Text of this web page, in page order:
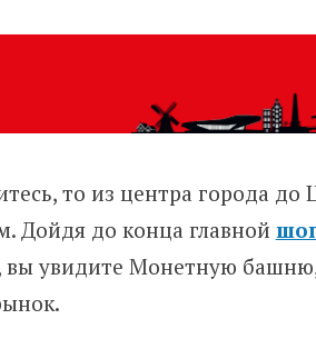
то из центра города до
Дойдя до конца главной
вы увидите Монетную башню,